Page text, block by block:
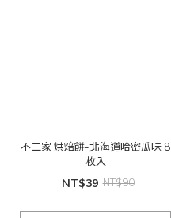
不二家 烘焙餅-北海道哈密瓜味 8
枚入
NT$39 NT$90